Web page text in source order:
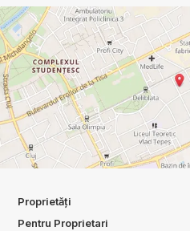
Proprietăți
Pentru Proprietari